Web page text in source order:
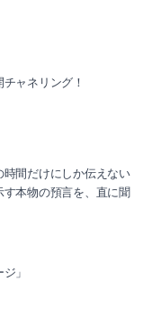
ャネリング！
間だけにしか伝えない
本物の預言を、直に聞
」